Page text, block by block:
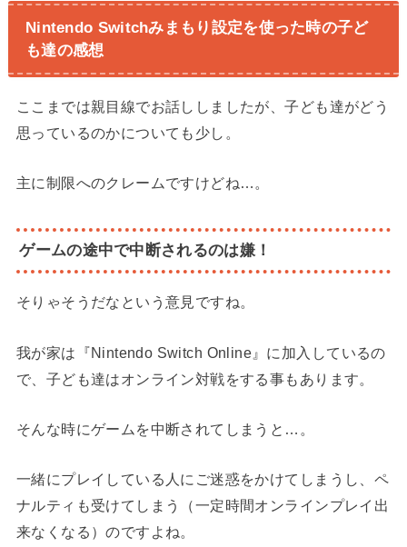
Nintendo Switchみまもり設定を使った時の子ど
も達の感想
ここまでは親目線でお話ししましたが、子ども達がどう
思っているのかについても少し。
主に制限へのクレームですけどね…。
ゲームの途中で中断されるのは嫌！
そりゃそうだなという意見ですね。
我が家は『Nintendo Switch Online』に加入しているの
で、子ども達はオンライン対戦をする事もあります。
そんな時にゲームを中断されてしまうと…。
一緒にプレイしている人にご迷惑をかけてしまうし、ペ
ナルティも受けてしまう（一定時間オンラインプレイ出
来なくなる）のですよね。